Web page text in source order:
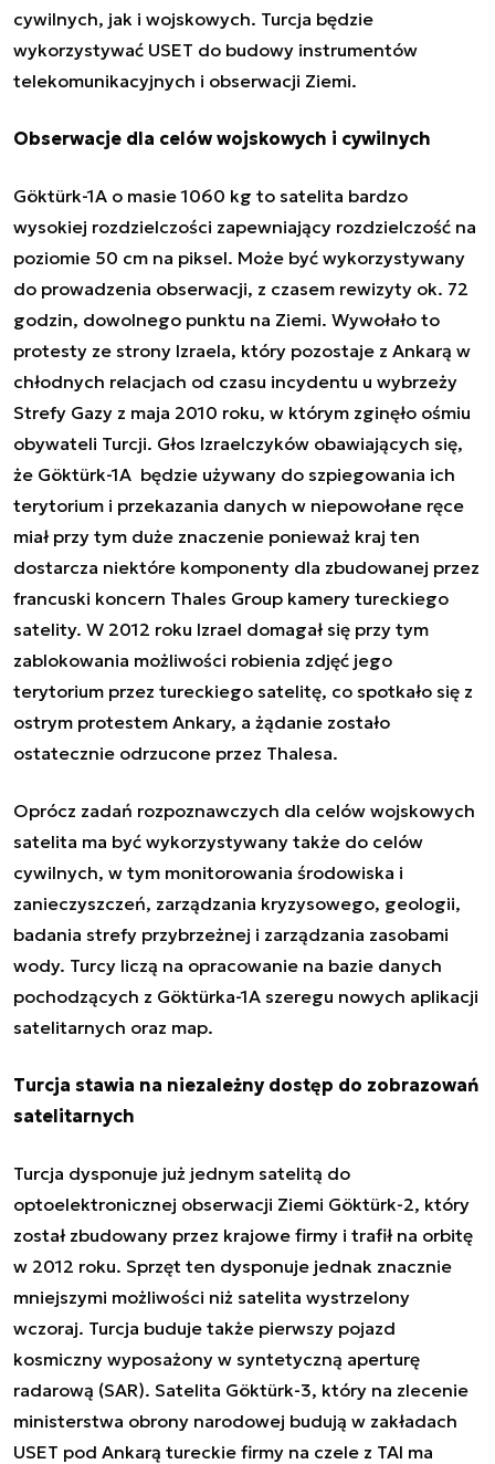
cywilnych, jak i wojskowych. Turcja będzie
wykorzystywać USET do budowy instrumentów
telekomunikacyjnych i obserwacji Ziemi.
Obserwacje dla celów wojskowych i cywilnych
Göktürk-1A o masie 1060 kg to satelita bardzo
wysokiej rozdzielczości zapewniający rozdzielczość na
poziomie 50 cm na piksel. Może być wykorzystywany
do prowadzenia obserwacji, z czasem rewizyty ok. 72
godzin, dowolnego punktu na Ziemi. Wywołało to
protesty ze strony Izraela, który pozostaje z Ankarą w
chłodnych relacjach od czasu incydentu u wybrzeży
Strefy Gazy z maja 2010 roku, w którym zginęło ośmiu
obywateli Turcji. Głos Izraelczyków obawiających się,
że Göktürk-1A będzie używany do szpiegowania ich
terytorium i przekazania danych w niepowołane ręce
miał przy tym duże znaczenie ponieważ kraj ten
dostarcza niektóre komponenty dla zbudowanej przez
francuski koncern Thales Group kamery tureckiego
satelity. W 2012 roku Izrael domagał się przy tym
zablokowania możliwości robienia zdjęć jego
terytorium przez tureckiego satelitę, co spotkało się z
ostrym protestem Ankary, a żądanie zostało
ostatecznie odrzucone przez Thalesa.
Oprócz zadań rozpoznawczych dla celów wojskowych
satelita ma być wykorzystywany także do celów
cywilnych, w tym monitorowania środowiska i
zanieczyszczeń, zarządzania kryzysowego, geologii,
badania strefy przybrzeżnej i zarządzania zasobami
wody. Turcy liczą na opracowanie na bazie danych
pochodzących z Göktürka-1A szeregu nowych aplikacji
satelitarnych oraz map.
Turcja stawia na niezależny dostęp do zobrazowań
satelitarnych
Turcja dysponuje już jednym satelitą do
optoelektronicznej obserwacji Ziemi Göktürk-2, który
został zbudowany przez krajowe firmy i trafił na orbitę
w 2012 roku. Sprzęt ten dysponuje jednak znacznie
mniejszymi możliwości niż satelita wystrzelony
wczoraj. Turcja buduje także pierwszy pojazd
kosmiczny wyposażony w syntetyczną aperturę
radarową (SAR). Satelita Göktürk-3, który na zlecenie
ministerstwa obrony narodowej budują w zakładach
USET pod Ankarą tureckie firmy na czele z TAI ma